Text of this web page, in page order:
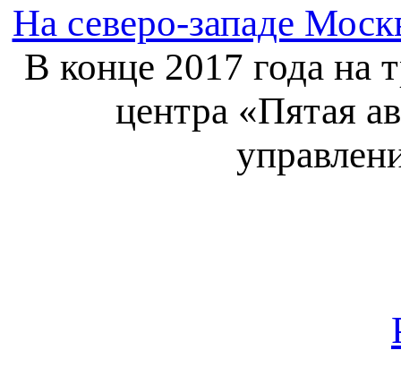
На северо-западе
В конце 2017 года на
центра «Пятая